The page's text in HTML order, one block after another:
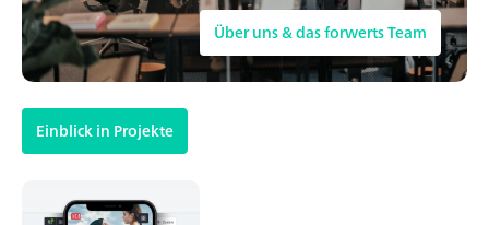
Über uns & das forwerts Team
Einblick in Projekte